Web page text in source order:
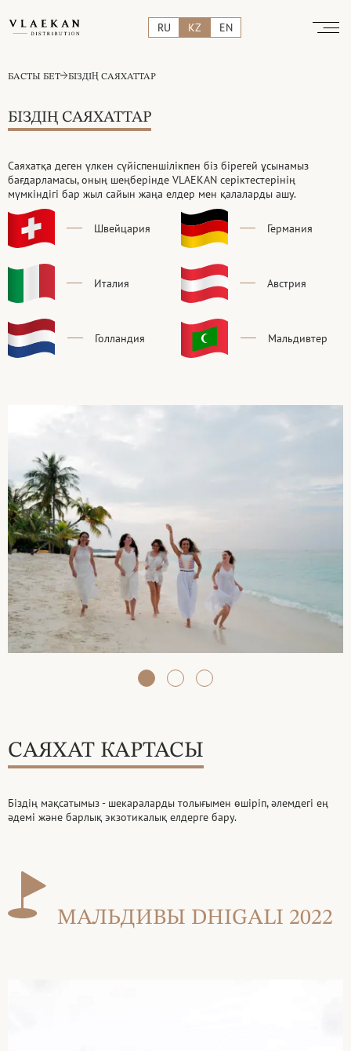
RU KZ EN
БАСТЫ БЕТ БІЗДІҢ САЯХАТТАР
БІЗДІҢ САЯХАТТАР
Саяхатқа деген үлкен сүйіспеншілікпен біз бірегей ұсынамыз
бағдарламасы, оның шеңберінде VLAEKAN серіктестерінің
мүмкіндігі бар жыл сайын жаңа елдер мен қалаларды ашу.
Швейцария
Италия
Голландия
Германия
Австрия
Мальдивтер
САЯХАТ КАРТАСЫ
Біздің мақсатымыз - шекараларды толығымен өшіріп, әлемдегі ең
әдемі және барлық экзотикалық елдерге бару.
МАЛЬДИВЫ DHIGALI 2022